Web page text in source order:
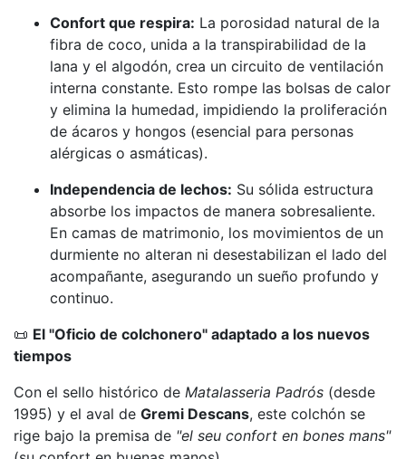
Confort que respira: La porosidad natural de la
fibra de coco, unida a la transpirabilidad de la
lana y el algodón, crea un circuito de ventilación
interna constante. Esto rompe las bolsas de calor
y elimina la humedad, impidiendo la proliferación
de ácaros y hongos (esencial para personas
alérgicas o asmáticas).
Independencia de lechos: Su sólida estructura
absorbe los impactos de manera sobresaliente.
En camas de matrimonio, los movimientos de un
durmiente no alteran ni desestabilizan el lado del
acompañante, asegurando un sueño profundo y
continuo.
📜 El "Oficio de colchonero" adaptado a los nuevos
tiempos
Con el sello histórico de Matalasseria Padrós (desde
1995) y el aval de Gremi Descans, este colchón se
rige bajo la premisa de "el seu confort en bones mans"